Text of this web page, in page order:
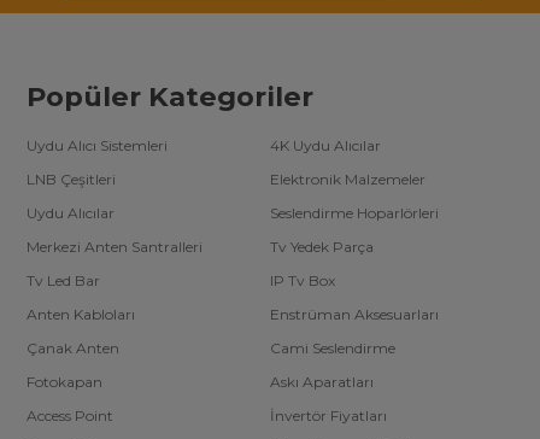
Popüler Kategoriler
Uydu Alıcı Sistemleri
4K Uydu Alıcılar
LNB Çeşitleri
Elektronik Malzemeler
Uydu Alıcılar
Seslendirme Hoparlörleri
Merkezi Anten Santralleri
Tv Yedek Parça
Tv Led Bar
IP Tv Box
Anten Kabloları
Enstrüman Aksesuarları
Çanak Anten
Cami Seslendirme
Fotokapan
Askı Aparatları
Access Point
İnvertör Fiyatları